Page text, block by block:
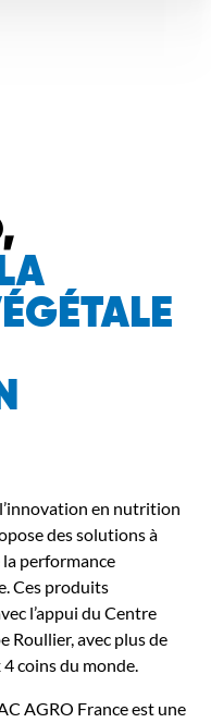
en nutrition
des solutions à
performance
Ces produits
l’appui du Centre
Roullier, avec plus de
coins du monde.
AGRO France est une